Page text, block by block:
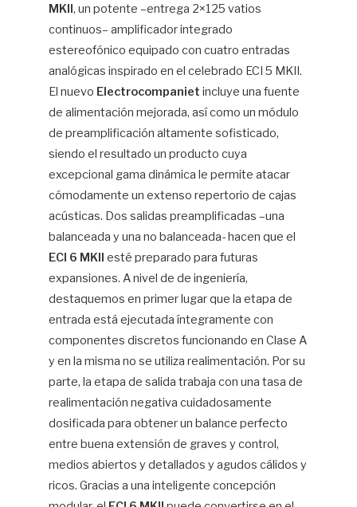
MKII, un potente –entrega 2×125 vatios
continuos– amplificador integrado
estereofónico equipado con cuatro entradas
analógicas inspirado en el celebrado ECI 5 MKII.
El nuevo Electrocompaniet incluye una fuente
de alimentación mejorada, así como un módulo
de preamplificación altamente sofisticado,
siendo el resultado un producto cuya
excepcional gama dinámica le permite atacar
cómodamente un extenso repertorio de cajas
acústicas. Dos salidas preamplificadas –una
balanceada y una no balanceada- hacen que el
ECI 6 MKII esté preparado para futuras
expansiones. A nivel de de ingeniería,
destaquemos en primer lugar que la etapa de
entrada está ejecutada íntegramente con
componentes discretos funcionando en Clase A
y en la misma no se utiliza realimentación. Por su
parte, la etapa de salida trabaja con una tasa de
realimentación negativa cuidadosamente
dosificada para obtener un balance perfecto
entre buena extensión de graves y control,
medios abiertos y detallados y agudos cálidos y
ricos. Gracias a una inteligente concepción